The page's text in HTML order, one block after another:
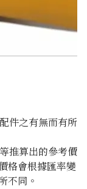
件之有無而有所
推算出的參考價
格會根據匯率變
不同。